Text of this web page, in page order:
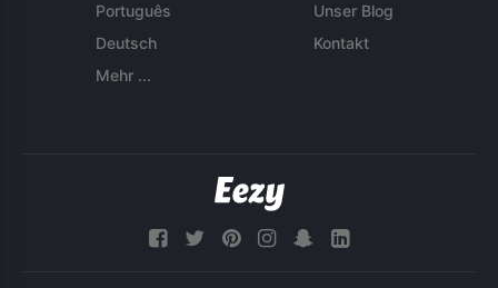
Português
Deutsch
Mehr ...
Unser Blog
Kontakt